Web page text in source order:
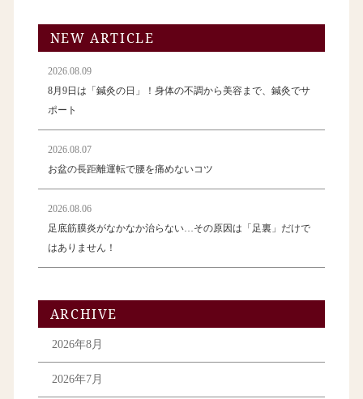
NEW ARTICLE
2026.08.09
8月9日は「鍼灸の日」！身体の不調から美容まで、鍼灸でサ
ポート
2026.08.07
お盆の長距離運転で腰を痛めないコツ
2026.08.06
足底筋膜炎がなかなか治らない…その原因は「足裏」だけで
はありません！
ARCHIVE
2026年8月
2026年7月